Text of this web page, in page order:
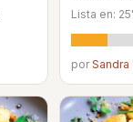
Lista en:
porSandra